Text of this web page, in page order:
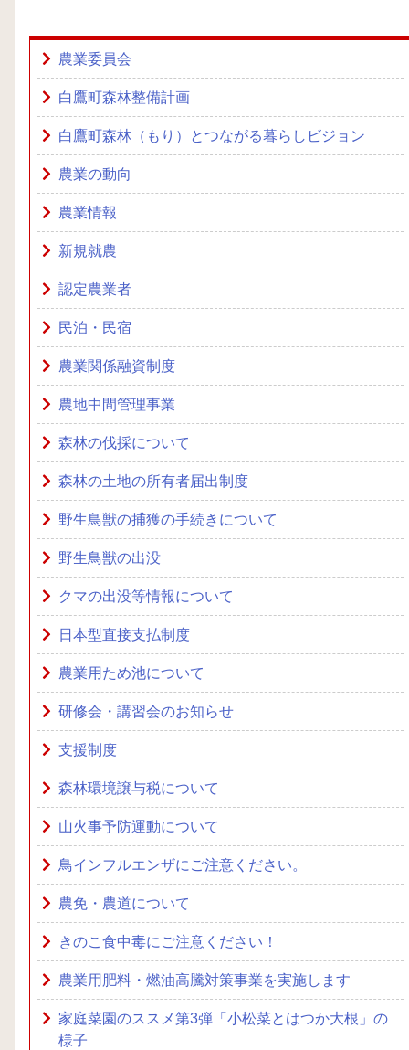
農業委員会
白鷹町森林整備計画
白鷹町森林（もり）とつながる暮らしビジョン
農業の動向
農業情報
新規就農
認定農業者
民泊・民宿
農業関係融資制度
農地中間管理事業
森林の伐採について
森林の土地の所有者届出制度
野生鳥獣の捕獲の手続きについて
野生鳥獣の出没
クマの出没等情報について
日本型直接支払制度
農業用ため池について
研修会・講習会のお知らせ
支援制度
森林環境譲与税について
山火事予防運動について
鳥インフルエンザにご注意ください。
農免・農道について
きのこ食中毒にご注意ください！
農業用肥料・燃油高騰対策事業を実施します
家庭菜園のススメ第3弾「小松菜とはつか大根」の
様子